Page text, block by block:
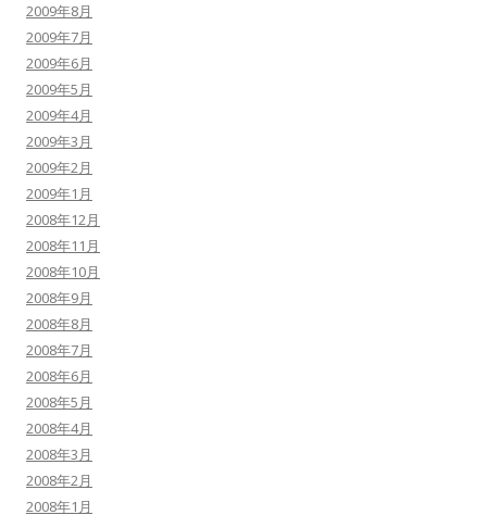
2009年8月
2009年7月
2009年6月
2009年5月
2009年4月
2009年3月
2009年2月
2009年1月
2008年12月
2008年11月
2008年10月
2008年9月
2008年8月
2008年7月
2008年6月
2008年5月
2008年4月
2008年3月
2008年2月
2008年1月